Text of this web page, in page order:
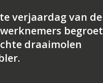
verjaardag van de
begroet
draaimolen